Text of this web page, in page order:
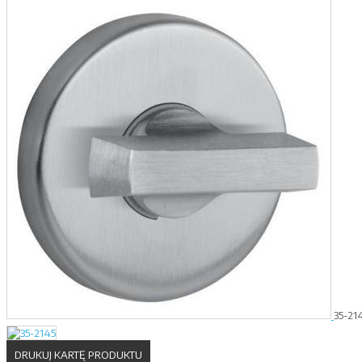
35-
DRUKUJ KARTĘ PRODUKTU